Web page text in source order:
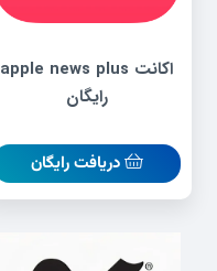
اکانت apple news plus
رایگان
دریافت رایگان